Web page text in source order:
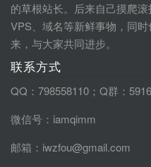
的草根站长。后来自己摸爬滚
VPS、域名等新鲜事物，同
来，与大家共同进步。
联系方式
QQ：798558110；Q群：
微信号：iamqimm
邮箱：iwzfou@gmail.com